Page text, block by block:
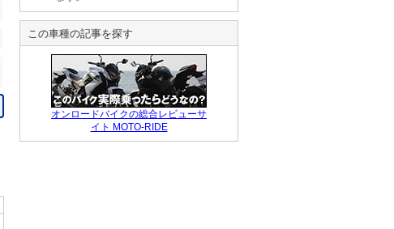
この車種の記事を探す
オンロードバイクの総合レビューサ
イト MOTO-RIDE